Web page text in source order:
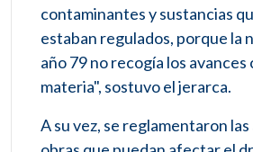
contaminantes y sustancias
estaban regulados, porque la
año 79 no recogía los
materia", sostuvo el jerarca.
A su vez, se reglamentaron